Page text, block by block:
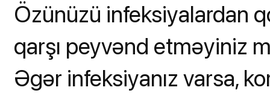
Özünüzü infeksiyalardan
qarşı peyvənd etməyiniz
Əgər infeksiyanız varsa,